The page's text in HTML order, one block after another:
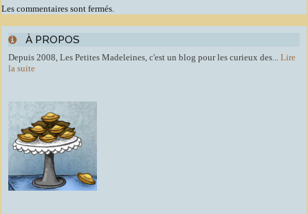
À PROPOS
Depuis 2008, Les Petites Madeleines, c'est un blog pour les curieux des...
Lire
la suite
Les commentaires sont fermés.